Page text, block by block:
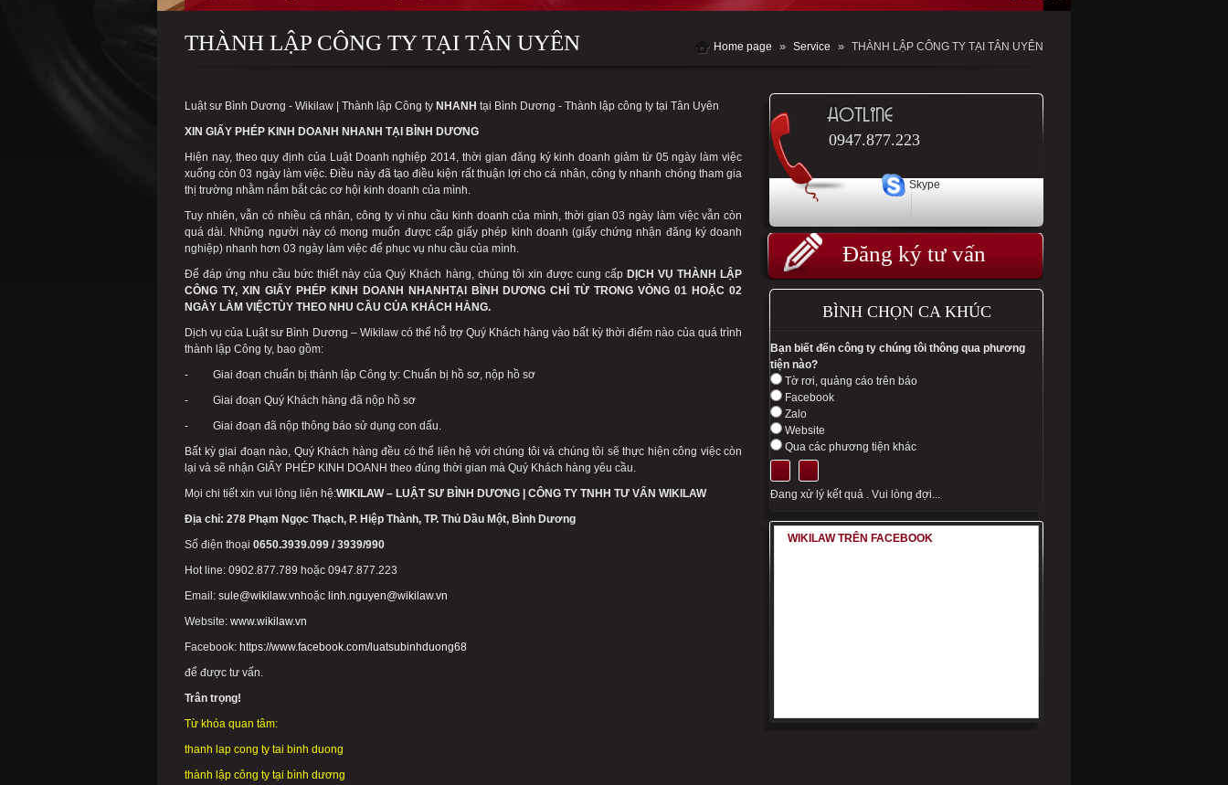
THÀNH LẬP CÔNG TY TẠI TÂN UYÊN Home page » Service » THÀNH LẬP CÔNG TY TẠI TÂN UYÊN
Luật sư Bình Dương - Wikilaw | Thành lập Công ty NHANH tại Bình Dương - Thành lập công ty tại Tân Uyên
XIN GIẤY PHÉP KINH DOANH NHANH TẠI BÌNH DƯƠNG
Hiện nay, theo quy định của Luật Doanh nghiệp 2014, thời gian đăng ký kinh doanh giảm từ 05 ngày làm việc
xuống còn 03 ngày làm việc. Điều này đã tạo điều kiện rất thuận lợi cho cá nhân, công ty nhanh chóng tham gia
thị trường nhằm nắm bắt các cơ hội kinh doanh của mình.
Tuy nhiên, vẫn có nhiều cá nhân, công ty vì nhu cầu kinh doanh của mình, thời gian 03 ngày làm việc vẫn còn
quá dài. Những người này có mong muốn được cấp giấy phép kinh doanh (giấy chứng nhận đăng ký doanh
nghiệp) nhanh hơn 03 ngày làm việc để phục vụ nhu cầu của mình.
Để đáp ứng nhu cầu bức thiết này của Quý Khách hàng, chúng tôi xin được cung cấp DỊCH VỤ THÀNH LẬP
CÔNG TY, XIN GIẤY PHÉP KINH DOANH
NHANHTẠI BÌNH DƯƠNG CHỈ TỪ TRONG VÒNG01 HOẶC 02
NGÀY LÀM VIỆCTÙY THEO NHU CẦU CỦA KHÁCH HÀNG.
Dịch vụ của Luật sư Bình Dương – Wikilaw có thể hỗ trợ Quý Khách hàng vào bất kỳ thời điểm nào của quá trình
thành lập Công ty, bao gồm:
- Giai đoạn chuẩn bị thành lập Công ty: Chuẩn bị hồ sơ, nộp hồ sơ
- Giai đoạn Quý Khách hàng đã nộp hồ sơ
- Giai đoạn đã nộp thông báo sử dụng con dấu.
Bất kỳ giai đoạn nào, Quý Khách hàng đều có thể liên hệ với chúng tôi và chúng tôi sẽ thực hiện công việc còn
lại và sẽ nhận GIẤY PHÉP KINH DOANH theo đúng thời gian mà Quý Khách hàng yêu cầu.
Mọi chi tiết xin vui lòng liên hệ:WIKILAW – LUẬT SƯ BÌNH DƯƠNG | CÔNG TY TNHH TƯ VẤN WIKILAW
Địa chỉ: 278 Phạm Ngọc Thạch, P. Hiệp Thành, TP. Thủ Dầu Một, Bình Dương
Số điện thoại 0650.3939.099 / 3939/990
Hot line: 0902.877.789 hoặc 0947.877.223
Email: sule@wikilaw.vn hoặc linh.nguyen@wikilaw.vn
Website: www.wikilaw.vn
Facebook: https://www.facebook.com/luatsubinhduong68
để được tư vấn.
Trân trọng!
Từ khóa quan tâm:
thanh lap cong ty tai binh duong
thành lập công ty tại bình dương
0947.877.223
Skype
Đăng ký tư vấn
BÌNH CHỌN CA KHÚC
Bạn biết đến công ty chúng tôi thông qua phương
tiện nào?
Tờ rơi, quảng cáo trên báo
Facebook
Zalo
Website
Qua các phương tiện khác
Đang xử lý kết quả . Vui lòng đợi...
WIKILAW TRÊN FACEBOOK